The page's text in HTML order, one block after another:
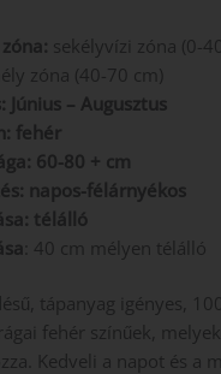
sekélyvízi zóna (0-
zóna (40-70 cm)
Június – Augusztus
fehér
60-80 + cm
napos-félárnyékos
télálló
: 40 cm mélyen télálló
tápanyag igényes,
fehér színűek,
Kedveli a napot és a